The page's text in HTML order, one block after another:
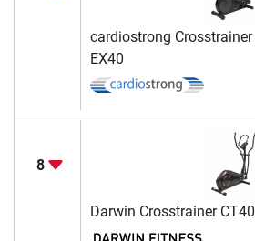
cardiostrong Crosstrainer
EX40
8
Darwin Crosstrainer CT40